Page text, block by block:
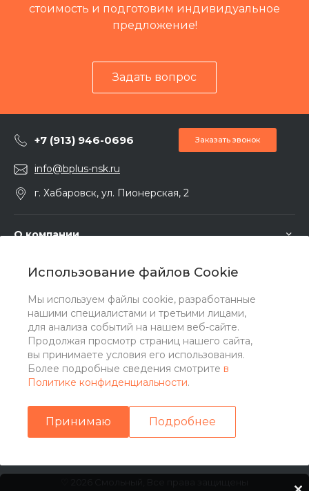
Использование файлов Cookie
Мы используем файлы cookie, разработанные
нашими специалистами и третьими лицами,
для анализа событий на нашем веб-сайте.
Продолжая просмотр страниц нашего сайта,
вы принимаете условия его использования.
Более подробные сведения смотрите в
Политике конфиденциальности.
Принимаю Подробнее
стоимость и подготовим индивидуальное
предложение!
Задать вопрос
+7 (913) 946-0696 Заказать звонок
info@bplus-nsk.ru
г. Хабаровск, ул. Пионерская, 2
О компании
Услуги
Помощь